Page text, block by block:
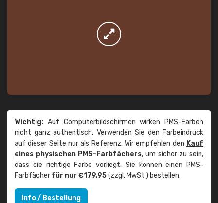
Wichtig: Auf Computerbildschirmen wirken PMS-Farben
nicht ganz authentisch. Verwenden Sie den Farbeindruck
auf dieser Seite nur als Referenz. Wir empfehlen den Kauf
eines physischen PMS-Farbfächers, um sicher zu sein,
dass die richtige Farbe vorliegt. Sie können einen PMS-
Farbfächer für nur €179,95(zzgl. MwSt.) bestellen.
Info / Bestellung